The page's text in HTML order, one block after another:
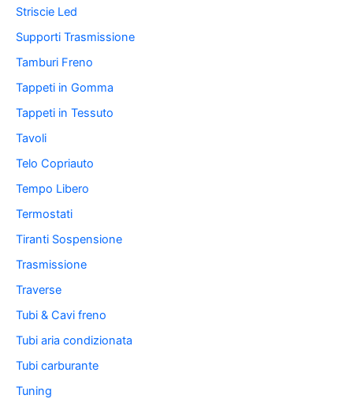
Striscie Led
Supporti Trasmissione
Tamburi Freno
Tappeti in Gomma
Tappeti in Tessuto
Tavoli
Telo Copriauto
Tempo Libero
Termostati
Tiranti Sospensione
Trasmissione
Traverse
Tubi & Cavi freno
Tubi aria condizionata
Tubi carburante
Tuning